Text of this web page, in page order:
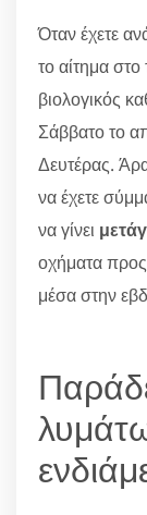
Όταν έχετε
το αίτημα στο
βιολογικός
Σάββατο το
Δευτέρας.
να έχετε
να γίνει
οχήματα προς
μέσα στην